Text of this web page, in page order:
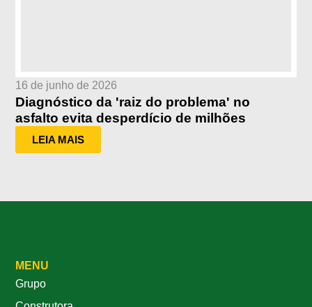
16 de junho de 2026
Diagnóstico da 'raiz do problema' no
asfalto evita desperdício de milhões
LEIA MAIS
MENU
Grupo